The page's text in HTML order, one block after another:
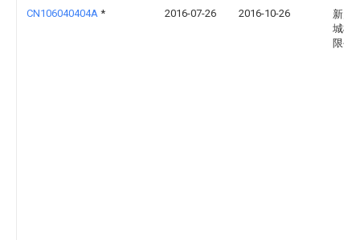
CN106040404A * 2016-07-26 2016-10-26
新乡
城机
限公